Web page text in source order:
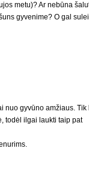
metu)? Ar nebūna
gyvenime? O gal
nuo gyvūno amžiaus. Tik
todėl ilgai laukti taip pat